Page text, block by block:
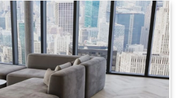
zapoznania się z naszą ofertą
i parkietów na naszej
Dzięki nim Twój dom
i stanie się jeszcze
i elegancki. Odkryj nasze
idealne rozwiązanie dla